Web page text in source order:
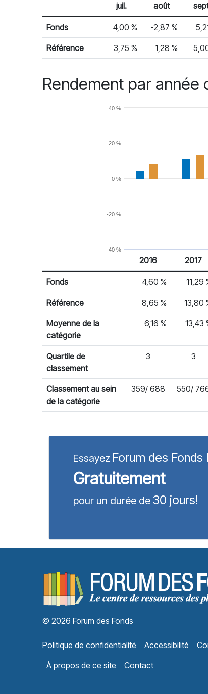
Rendement mensuel
% Rendement
juil. août
Fonds 4,00 % -2,87 %
Référence 3,75 % 1,28 %
Rendement par année
-40 %
-20 %
0 %
20 %
40 %
Rendement par année civile
% Rendement
2016 2017
Fonds 4,60 % 11,29
Référence 8,65 % 13,80
Moyenne de la
catégorie
6,16 % 13,43
Quartile de
classement
3 3
Classement au sein
de la catégorie
359/ 688 550/
Essayez Forum des Fonds
Gratuitement
pour un durée de 30 jours!
© 2026 Forum des Fonds
Politique de confidentialité Accessibilité
À propos de ce site
Contact